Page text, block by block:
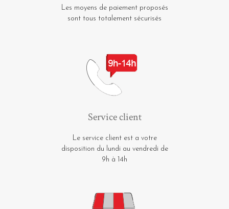
Les moyens de paiement proposés
sont tous totalement sécurisés
Service client
Le service client est a votre
disposition du lundi au vendredi de
9h à 14h